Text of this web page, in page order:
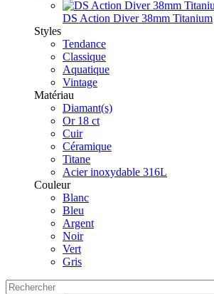
DS Action Diver 38mm Titanium
Styles
Tendance
Classique
Aquatique
Vintage
Matériau
Diamant(s)
Or 18 ct
Cuir
Céramique
Titane
Acier inoxydable 316L
Couleur
Blanc
Bleu
Argent
Noir
Vert
Gris